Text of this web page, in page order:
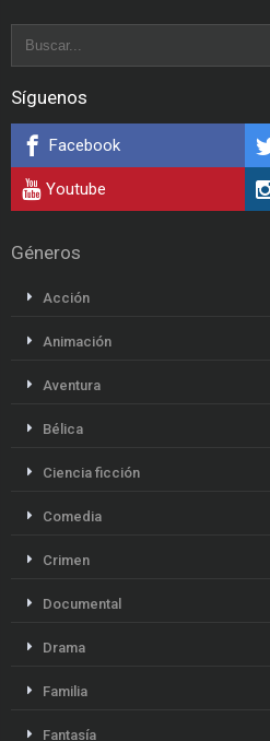
Síguenos
Facebook
Youtube
Géneros
Acción
Animación
Aventura
Bélica
Ciencia ficción
Comedia
Crimen
Documental
Drama
Familia
Fantasía